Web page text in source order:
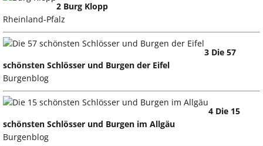
2 Burg Klopp
Rheinland-Pfalz
3 Die 57
schönsten Schlösser und Burgen der Eifel
Burgenblog
4 Die 15
schönsten Schlösser und Burgen im Allgäu
Burgenblog